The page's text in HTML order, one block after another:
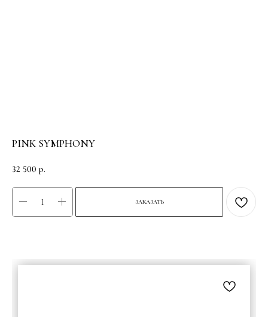
PINK SYMPHONY
32 500 р.
ЗАКАЗАТЬ